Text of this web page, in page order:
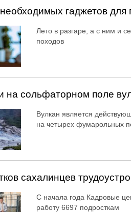
гаджетов для
Лето в разгаре, а с ним и
походов
на сольфаторном поле
Вулкан является
на четырех фумарольных
сахалинцев
С начала года Кадровые
работу 6697 подросткам